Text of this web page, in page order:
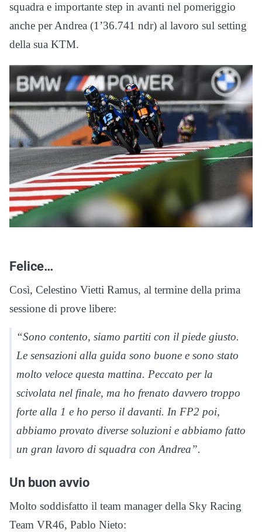
squadra e importante step in avanti nel pomeriggio
anche per Andrea (1’36.741 ndr) al lavoro sul setting
della sua KTM.
Felice…
Così, Celestino Vietti Ramus, al termine della prima
sessione di prove libere:
“Sono contento, siamo partiti con il piede giusto.
Le sensazioni alla guida sono buone e sono stato
molto veloce questa mattina. Peccato per la
scivolata nel finale, ma ho frenato davvero troppo
forte alla 1 e ho perso il davanti. In FP2 poi,
abbiamo provato diverse soluzioni e abbiamo fatto
un gran lavoro di squadra con Andrea”.
Un buon avvio
Molto soddisfatto il team manager della Sky Racing
Team VR46, Pablo Nieto: